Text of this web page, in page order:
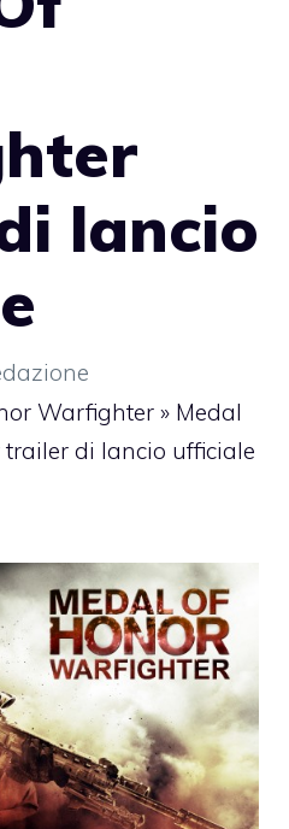
lancio
Warfighter » Medal
di lancio ufficiale